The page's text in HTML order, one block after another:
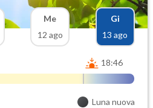
Me
12 ago
Gi
13 ago
18:46
Luna nuova